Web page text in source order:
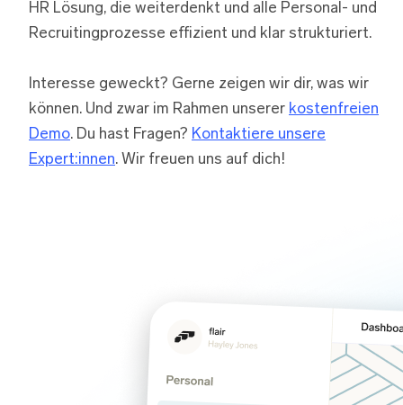
HR Lösung, die weiterdenkt und alle Personal- und
Recruitingprozesse effizient und klar strukturiert.
Interesse geweckt? Gerne zeigen wir dir, was wir
können. Und zwar im Rahmen unserer kostenfreien
Demo. Du hast Fragen? Kontaktiere unsere
Expert:innen. Wir freuen uns auf dich!